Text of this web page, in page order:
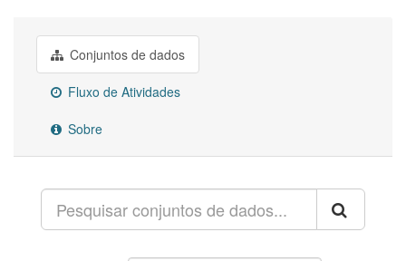
Conjuntos de dados
Fluxo de Atividades
Sobre